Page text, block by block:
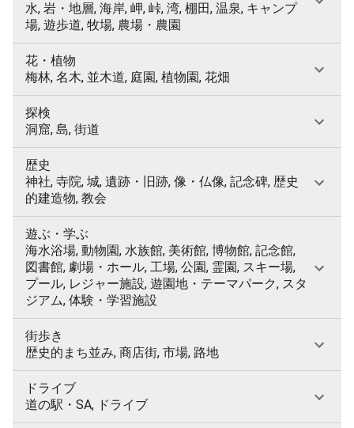
水, 岩・地層, 海岸, 岬, 峠, 湾, 棚田, 温泉, キャンプ
場, 遊歩道, 牧場, 農場・農園
花・植物
梅林, 名木, 並木道, 庭園, 植物園, 花畑
探検
洞窟, 島, 街道
歴史
神社, 寺院, 城, 遺跡・旧跡, 像・仏像, 記念碑, 歴史
的建造物, 教会
遊ぶ・学ぶ
海水浴場, 動物園, 水族館, 美術館, 博物館, 記念館,
図書館, 劇場・ホール, 工場, 公園, 霊園, スキー場,
プール, レジャー施設, 遊園地・テーマパーク, スタ
ジアム, 体験・学習施設
街歩き
歴史的まち並み, 商店街, 市場, 路地
ドライブ
道の駅・SA, ドライブ